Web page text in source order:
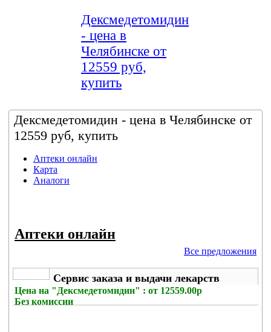
Дексмедетомидин
- цена в
Челябинске от
12559 руб,
купить
Дексмедетомидин - цена в Челябинске от
12559 руб, купить
Аптеки онлайн
Карта
Аналоги
Аптеки онлайн
Все предложения
Сервис заказа и выдачи лекарств
Цена на "Дексмедетомидин" : от 12559.00р
Без комиссии